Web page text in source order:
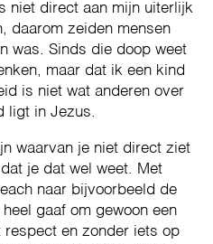
niet direct aan mijn uiterlijk
daarom zeiden mensen
was. Sinds die doop weet
maar dat ik een kind
is niet wat anderen over
ligt in Jezus.
waarvan je niet direct ziet
je dat wel weet. Met
naar bijvoorbeeld de
gaaf om gewoon een
respect en zonder iets op